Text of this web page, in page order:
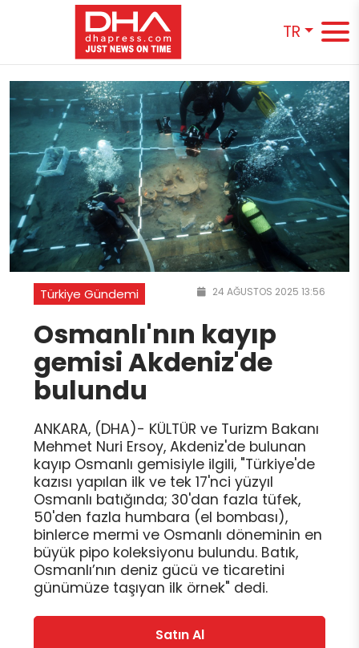
TR
Türkiye Gündemi 24 AĞUSTOS 2025 13:56
Osmanlı'nın kayıp
gemisi Akdeniz'de
bulundu
ANKARA, (DHA)- KÜLTÜR ve Turizm Bakanı
Mehmet Nuri Ersoy, Akdeniz'de bulunan
kayıp Osmanlı gemisiyle ilgili, "Türkiye'de
kazısı yapılan ilk ve tek 17'nci yüzyıl
Osmanlı batığında; 30'dan fazla tüfek,
50'den fazla humbara (el bombası),
binlerce mermi ve Osmanlı döneminin en
büyük pipo koleksiyonu bulundu. Batık,
Osmanlı’nın deniz gücü ve ticaretini
günümüze taşıyan ilk örnek" dedi.
Satın Al